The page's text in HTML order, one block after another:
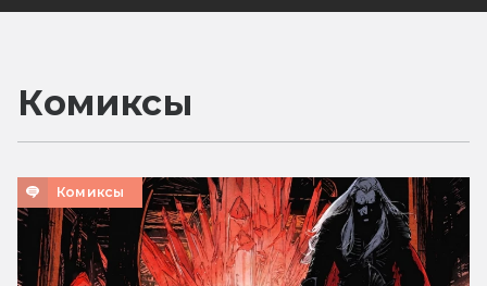
Комиксы
Комиксы